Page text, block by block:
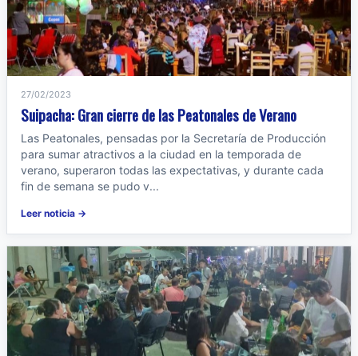
27/02/2023
Suipacha: Gran cierre de las Peatonales de Verano
Las Peatonales, pensadas por la Secretaría de Producción
para sumar atractivos a la ciudad en la temporada de
verano, superaron todas las expectativas, y durante cada
fin de semana se pudo v...
Leer noticia →